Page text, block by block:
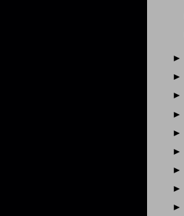
►
►
►
►
►
►
►
►
►